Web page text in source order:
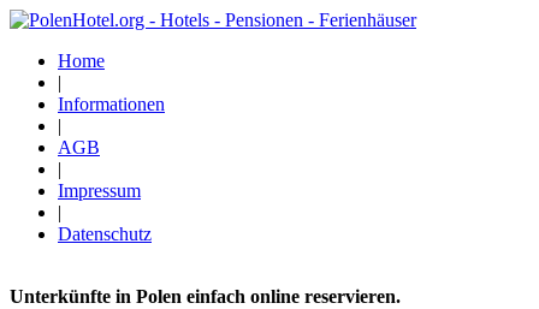
Home
|
Informationen
|
AGB
|
Impressum
|
Datenschutz
Unterkünfte in Polen einfach online reservieren.